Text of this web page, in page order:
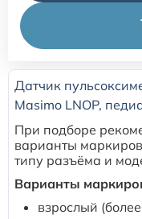
Датчик
Masimo LNOP,
При подборе
варианты
типу разъёма и
Варианты
взрослый
Расходные
Расходные
Расходные
Расходные